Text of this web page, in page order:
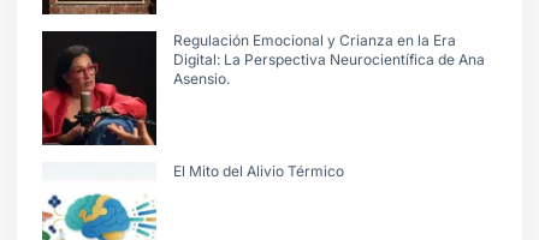
Regulación Emocional y Crianza en la Era
Digital: La Perspectiva Neurocientífica de Ana
Asensio.
El Mito del Alivio Térmico